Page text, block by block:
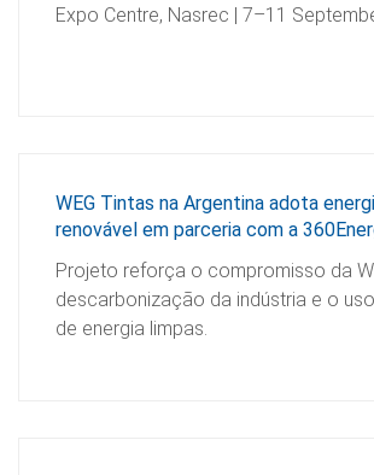
Expo Centre, Nasrec | 7–11
WEG Tintas na Argentina adota
renovável em parceria com a
Projeto reforça o compromisso da
descarbonização da indústria e o
de energia limpas.